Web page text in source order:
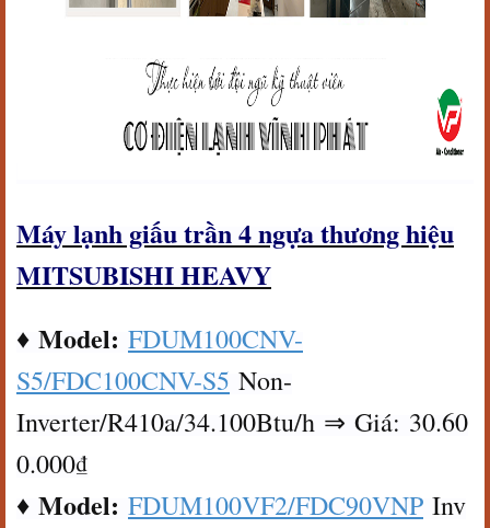
Máy lạnh giấu trần 4 ngựa thương hiệu
MITSUBISHI HEAVY
♦ Model: FDUM100CNV-
S5/FDC100CNV-S5 Non-
Inverter/R410a/34.100Btu/h ⇒ Giá: 30.60
0.000₫
♦ Model: FDUM100VF2/FDC90VNP Inv